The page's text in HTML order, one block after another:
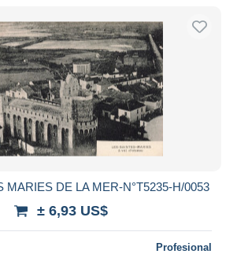
bancaria
MARIES DE LA MER-N°T5235-H/0053
± 6,93 US$
Profesional